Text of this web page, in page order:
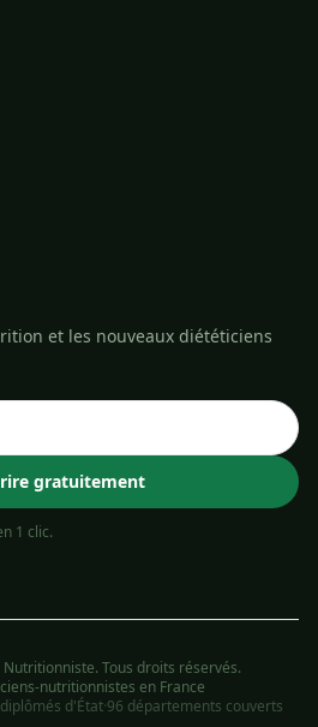
et les nouveaux diététiciens
gratuitement
1 clic.
Tous droits réservés.
nutritionnistes en France
d'État·96 départements couverts